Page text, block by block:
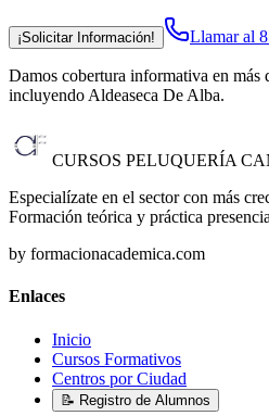
¡Solicitar Información! Llamar al
Damos cobertura informativa en más
incluyendo Aldeaseca De Alba.
CURSOS PELUQUERÍA
Especialízate en el sector con más
Formación teórica y práctica
by formacionacademica.com
Enlaces
Inicio
Cursos Formativos
Centros por Ciudad
📝 Registro de Alumnos